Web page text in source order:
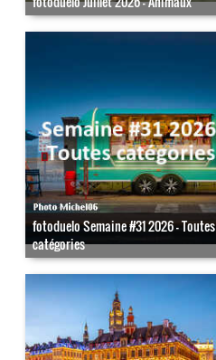
fotoduelo Semaine #31 2026 - Toutes
catégories